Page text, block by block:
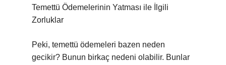
Temettü Ödemelerinin Yatması ile İlgili
Zorluklar
Peki, temettü ödemeleri bazen neden
gecikir? Bunun birkaç nedeni olabilir. Bunlar